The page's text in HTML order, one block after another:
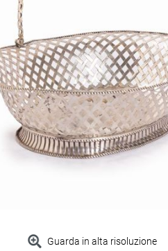
Guarda in alta risoluzione